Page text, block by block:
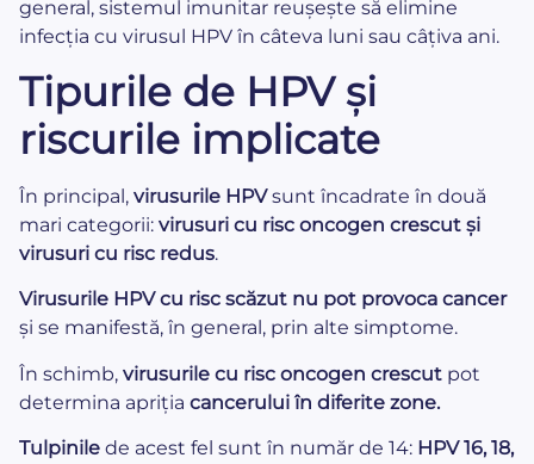
general, sistemul imunitar reușește să elimine
infecția cu virusul HPV în câteva luni sau câțiva ani.
Tipurile de HPV și
riscurile implicate
În principal, virusurile HPVsunt încadrate în două
mari categorii: virusuri cu risc oncogen crescut și
virusuri cu risc redus.
Virusurile HPV cu risc scăzut nu pot provoca cancer
și se manifestă, în general, prin alte simptome.
În schimb, virusurile cu risc oncogen crescut pot
determina apriția cancerului în diferite zone.
Tulpinile de acest fel sunt în număr de 14: HPV 16, 18,